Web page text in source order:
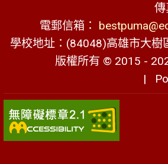
電郵信箱：
學校地址：(84048)高雄市大樹
版權所有 © 2015 -
|